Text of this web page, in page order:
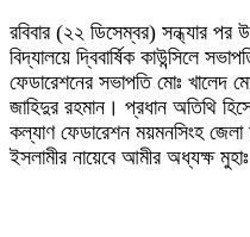
রবিবার (২২ ডিসেম্বর) সন্ধ্যার পর
বিদ্যালয়ে দ্বিবার্ষিক কাউন্সিলে
ফেডারেশনের সভাপতি মোঃ খালেদ
জাহিদুর রহমান। প্রধান অতিথি
কল্যাণ ফেডারেশন ময়মনসিংহ জেলা
ইসলামীর নায়েবে আমীর অধ্যক্ষ